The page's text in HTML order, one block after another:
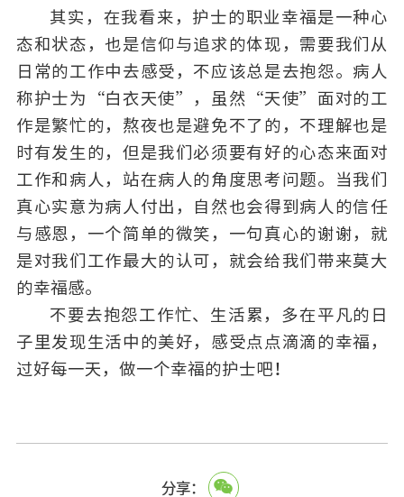
其实，在我看来，护士的职业幸福是一种心
态和状态，也是信仰与追求的体现，需要我们从
日常的工作中去感受，不应该总是去抱怨。病人
称护士为“白衣天使”，虽然“天使”面对的工
作是繁忙的，熬夜也是避免不了的，不理解也是
时有发生的，但是我们必须要有好的心态来面对
工作和病人，站在病人的角度思考问题。当我们
真心实意为病人付出，自然也会得到病人的信任
与感恩，一个简单的微笑，一句真心的谢谢，就
是对我们工作最大的认可，就会给我们带来莫大
的幸福感。
不要去抱怨工作忙、生活累，多在平凡的日
子里发现生活中的美好，感受点点滴滴的幸福，
过好每一天，做一个幸福的护士吧！
分享：